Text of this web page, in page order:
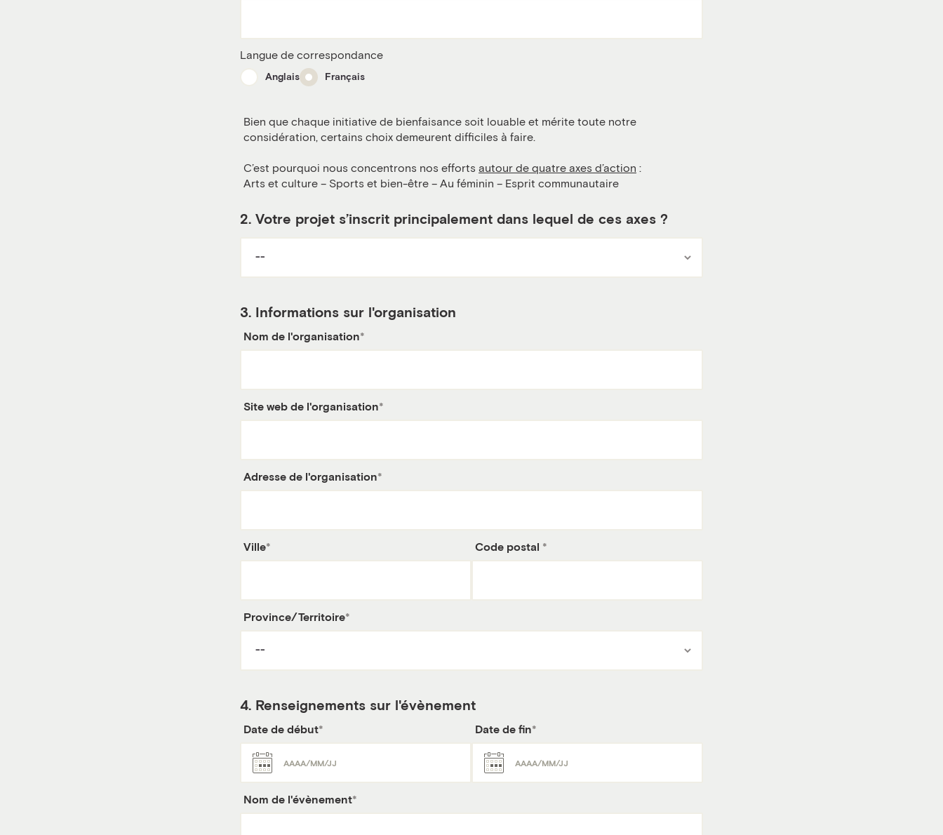
Langue de correspondance
Anglais Français
Bien que chaque initiative de bienfaisance soit louable et mérite toute notre
considération, certains choix demeurent difficiles à faire.
C’est pourquoi nous concentrons nos efforts autour de quatre axes d’action :
Arts et culture – Sports et bien-être – Au féminin – Esprit communautaire
2. Votre projet s’inscrit principalement dans lequel de ces axes ?
3. Informations sur l'organisation
Nom de l'organisation
Site web de l'organisation
Adresse de l'organisation
Ville Code postal
Province/Territoire
4. Renseignements sur l'évènement
Date de début Date de fin
Nom de l'évènement